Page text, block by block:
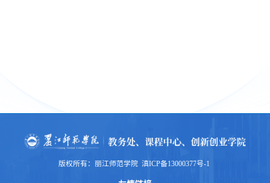
版权所有：丽江师范学院 滇ICP备13000377号-1